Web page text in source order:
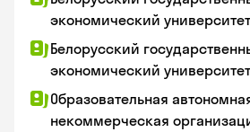
экономический университет
Белорусский
экономический университет
Образовательная
некоммерческая